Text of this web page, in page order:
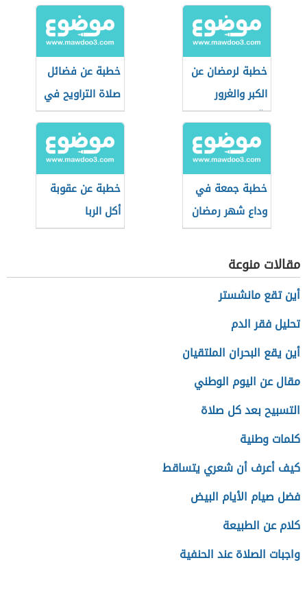
خطبة لرمضان عن
الكبر والغرور
وآثارهما على
المجتمع
خطبة عن فضائل
صلاة التراويح في
شهر رمضان
خطبة جمعة في
وداع شهر رمضان
خطبة عن عقوبة
أكل الربا
مقالات منوعة
أين تقع مانشستر
تحليل فقر الدم
أين يقع البحران الملتقيان
مقال عن اليوم الوطني
التسبيح بعد كل صلاة
كلمات وطنية
كيف أعرف أن شعري يتساقط
فضل صيام الأيام البيض
كلام عن الطبيعة
واجبات الصلاة عند الحنفية